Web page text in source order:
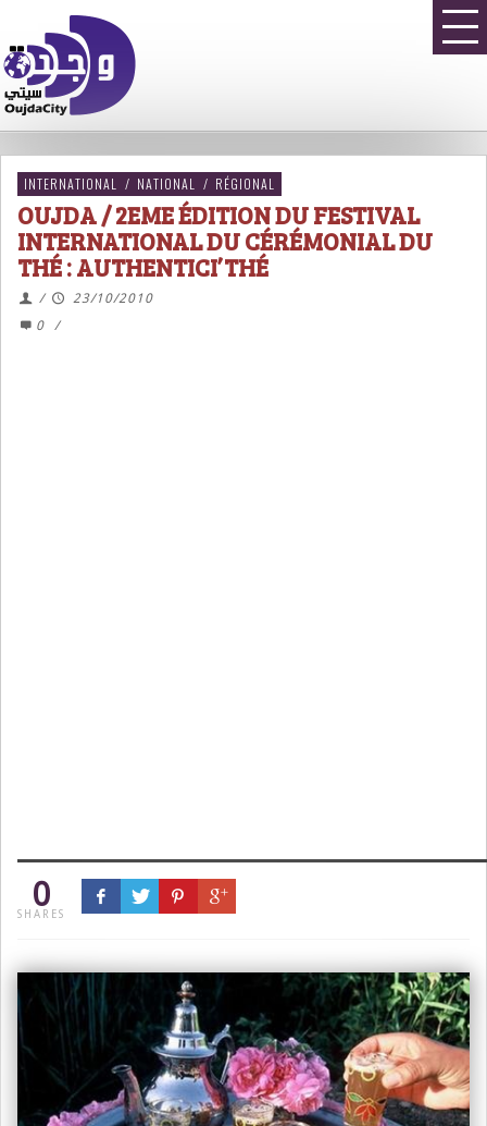
INTERNATIONAL / NATIONAL / RÉGIONAL
OUJDA / 2EME ÉDITION DU FESTIVAL
INTERNATIONAL DU CÉRÉMONIAL DU
THÉ : AUTHENTICI’THÉ
/
23/10/2010
0
/
0
SHARES